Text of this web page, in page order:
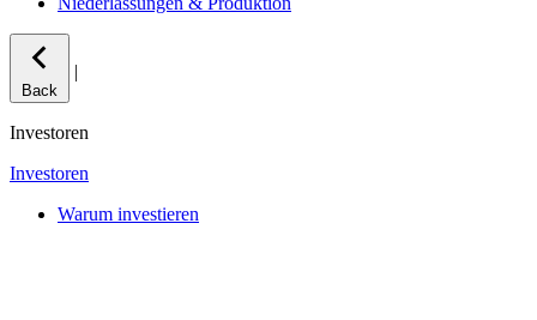
Back
|
Investoren
Investoren
Warum investieren